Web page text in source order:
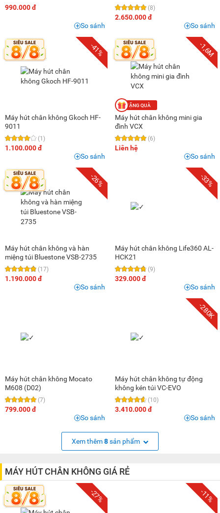
990.000 đ
So sánh
(8)
2.650.000 đ
So sánh
-41%
Máy hút chân không Gkoch HF-
9011
(1)
1.100.000 đ
So sánh
-1,6M
Máy hút chân không mini gia
đình VCX
(6)
Liên hệ
So sánh
-26%
Máy hút chân không và hàn
miệng túi Bluestone VSB-2735
(17)
1.190.000 đ
So sánh
-33%
Máy hút chân không Life360 AL-
HCK21
(9)
329.000 đ
So sánh
Máy hút chân không Mocato
M608 (D02)
(7)
799.000 đ
So sánh
-280K
Máy hút chân không tự động
không kén túi VC-EVO
(10)
3.410.000 đ
So sánh
Xem thêm8sản phẩm
MÁY HÚT CHÂN KHÔNG GIÁ RẺ
-27% -11%